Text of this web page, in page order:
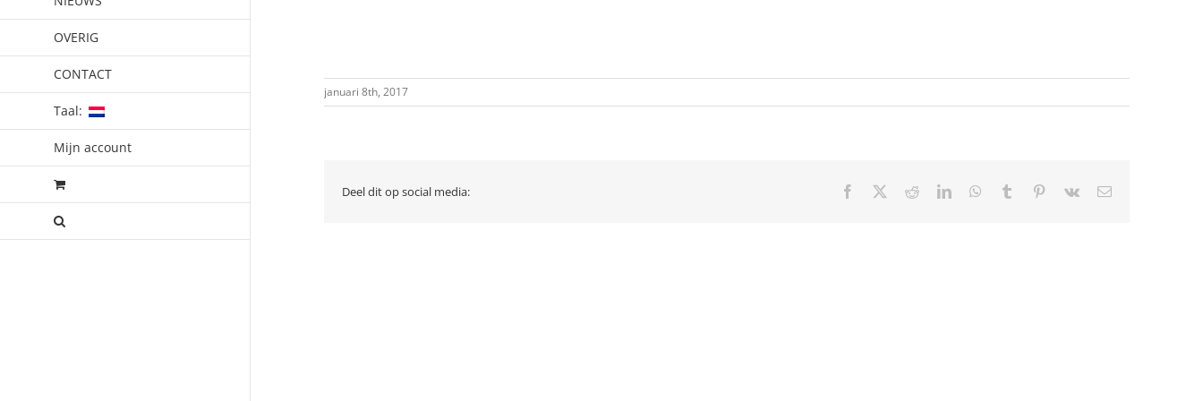
OVERIG
CONTACT
Taal:
Mijn account
januari 8th, 2017
Deel dit op social media: Facebook RedditLinkedInWhatsApp
Tumblr Pinterest
Vk
E-